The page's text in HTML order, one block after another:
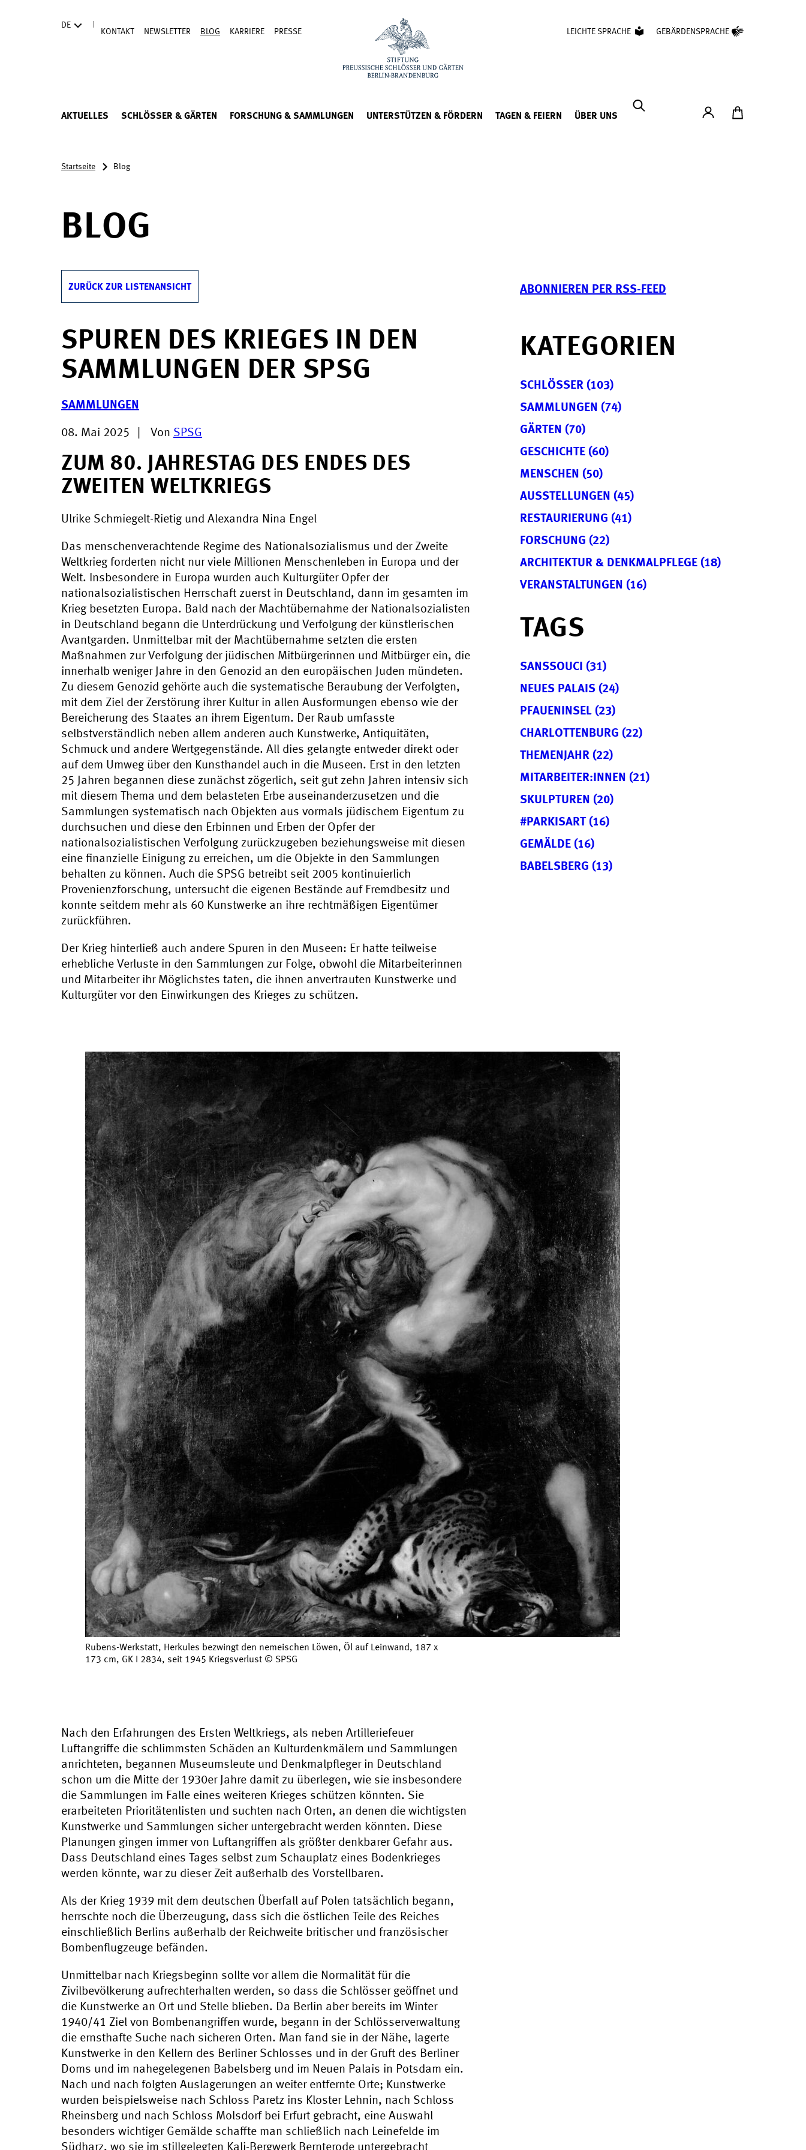
DE
KONTAKT NEWSLETTER BLOG KARRIERE PRESSE LEICHTE SPRACHE GEBÄRDENSPRACHE
AKTUELLES SCHLÖSSER & GÄRTEN FORSCHUNG & SAMMLUNGEN UNTERSTÜTZEN & FÖRDERN TAGEN & FEIERN ÜBER UNS
Konto Zum Ticketshop
Startseite Blog
BLOG
ZURÜCK ZUR LISTENANSICHT
SPUREN DES KRIEGES IN DEN
SAMMLUNGEN DER SPSG
SAMMLUNGEN
08. Mai 2025 Von SPSG
ZUM 80. JAHRESTAG DES ENDES DES
ZWEITEN WELTKRIEGS
Ulrike Schmiegelt-Rietig und Alexandra Nina Engel
Das menschenverachtende Regime des Nationalsozialismus und der Zweite
Weltkrieg forderten nicht nur viele Millionen Menschenleben in Europa und der
Welt. Insbesondere in Europa wurden auch Kulturgüter Opfer der
nationalsozialistischen Herrschaft zuerst in Deutschland, dann im gesamten im
Krieg besetzten Europa. Bald nach der Machtübernahme der Nationalsozialisten
in Deutschland begann die Unterdrückung und Verfolgung der künstlerischen
Avantgarden. Unmittelbar mit der Machtübernahme setzten die ersten
Maßnahmen zur Verfolgung der jüdischen Mitbürgerinnen und Mitbürger ein, die
innerhalb weniger Jahre in den Genozid an den europäischen Juden mündeten.
Zu diesem Genozid gehörte auch die systematische Beraubung der Verfolgten,
mit dem Ziel der Zerstörung ihrer Kultur in allen Ausformungen ebenso wie der
Bereicherung des Staates an ihrem Eigentum. Der Raub umfasste
selbstverständlich neben allem anderen auch Kunstwerke, Antiquitäten,
Schmuck und andere Wertgegenstände. All dies gelangte entweder direkt oder
auf dem Umweg über den Kunsthandel auch in die Museen. Erst in den letzten
25 Jahren begannen diese zunächst zögerlich, seit gut zehn Jahren intensiv sich
mit diesem Thema und dem belasteten Erbe auseinanderzusetzen und die
Sammlungen systematisch nach Objekten aus vormals jüdischem Eigentum zu
durchsuchen und diese den Erbinnen und Erben der Opfer der
nationalsozialistischen Verfolgung zurückzugeben beziehungsweise mit diesen
eine finanzielle Einigung zu erreichen, um die Objekte in den Sammlungen
behalten zu können. Auch die SPSG betreibt seit 2005 kontinuierlich
Provenienzforschung, untersucht die eigenen Bestände auf Fremdbesitz und
konnte seitdem mehr als 60 Kunstwerke an ihre rechtmäßigen Eigentümer
zurückführen.
Der Krieg hinterließ auch andere Spuren in den Museen: Er hatte teilweise
erhebliche Verluste in den Sammlungen zur Folge, obwohl die Mitarbeiterinnen
und Mitarbeiter ihr Möglichstes taten, die ihnen anvertrauten Kunstwerke und
Kulturgüter vor den Einwirkungen des Krieges zu schützen.
Rubens-Werkstatt, Herkules bezwingt den nemeischen Löwen, Öl auf Leinwand, 187 x
173 cm, GK I 2834, seit 1945 Kriegsverlust © SPSG
Nach den Erfahrungen des Ersten Weltkriegs, als neben Artilleriefeuer
Luftangriffe die schlimmsten Schäden an Kulturdenkmälern und Sammlungen
anrichteten, begannen Museumsleute und Denkmalpfleger in Deutschland
schon um die Mitte der 1930er Jahre damit zu überlegen, wie sie insbesondere
die Sammlungen im Falle eines weiteren Krieges schützen könnten. Sie
erarbeiteten Prioritätenlisten und suchten nach Orten, an denen die wichtigsten
Kunstwerke und Sammlungen sicher untergebracht werden könnten. Diese
Planungen gingen immer von Luftangriffen als größter denkbarer Gefahr aus.
Dass Deutschland eines Tages selbst zum Schauplatz eines Bodenkrieges
werden könnte, war zu dieser Zeit außerhalb des Vorstellbaren.
Als der Krieg 1939 mit dem deutschen Überfall auf Polen tatsächlich begann,
herrschte noch die Überzeugung, dass sich die östlichen Teile des Reiches
einschließlich Berlins außerhalb der Reichweite britischer und französischer
Bombenflugzeuge befänden.
Unmittelbar nach Kriegsbeginn sollte vor allem die Normalität für die
Zivilbevölkerung aufrechterhalten werden, so dass die Schlösser geöffnet und
die Kunstwerke an Ort und Stelle blieben. Da Berlin aber bereits im Winter
1940/41 Ziel von Bombenangriffen wurde, begann in der Schlösserverwaltung
die ernsthafte Suche nach sicheren Orten. Man fand sie in der Nähe, lagerte
Kunstwerke in den Kellern des Berliner Schlosses und in der Gruft des Berliner
Doms und im nahegelegenen Babelsberg und im Neuen Palais in Potsdam ein.
Nach und nach folgten Auslagerungen an weiter entfernte Orte; Kunstwerke
wurden beispielsweise nach Schloss Paretz ins Kloster Lehnin, nach Schloss
Rheinsberg und nach Schloss Molsdorf bei Erfurt gebracht, eine Auswahl
besonders wichtiger Gemälde schaffte man schließlich nach Leinefelde im
Südharz, wo sie im stillgelegten Kali-Bergwerk Bernterode untergebracht
ABONNIEREN PER RSS-FEED
KATEGORIEN
SCHLÖSSER (103)
SAMMLUNGEN (74)
GÄRTEN (70)
GESCHICHTE (60)
MENSCHEN (50)
AUSSTELLUNGEN (45)
RESTAURIERUNG (41)
FORSCHUNG (22)
ARCHITEKTUR & DENKMALPFLEGE (18)
VERANSTALTUNGEN (16)
TAGS
SANSSOUCI (31)
NEUES PALAIS (24)
PFAUENINSEL (23)
CHARLOTTENBURG (22)
THEMENJAHR (22)
MITARBEITER:INNEN (21)
SKULPTUREN (20)
#PARKISART (16)
GEMÄLDE (16)
BABELSBERG (13)